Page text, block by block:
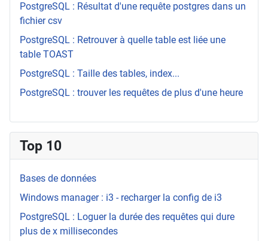
PostgreSQL : Résultat d'une requête postgres dans un
fichier csv
PostgreSQL : Retrouver à quelle table est liée une
table TOAST
PostgreSQL : Taille des tables, index...
PostgreSQL : trouver les requêtes de plus d'une heure
Top 10
Bases de données
Windows manager : i3 - recharger la config de i3
PostgreSQL : Loguer la durée des requêtes qui dure
plus de x millisecondes